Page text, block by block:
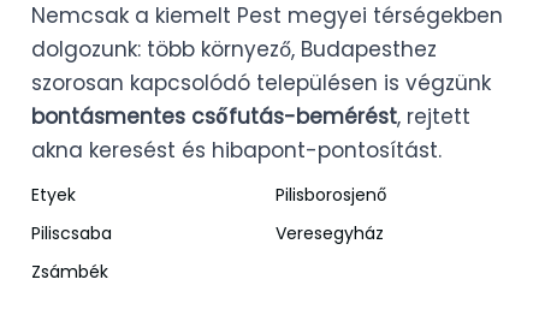
Nemcsak a kiemelt Pest megyei térségekben
dolgozunk: több környező, Budapesthez
szorosan kapcsolódó településen is végzünk
bontásmentes csőfutás-bemérést, rejtett
akna keresést és hibapont-pontosítást.
Etyek
Pilisborosjenő
Piliscsaba
Veresegyház
Zsámbék